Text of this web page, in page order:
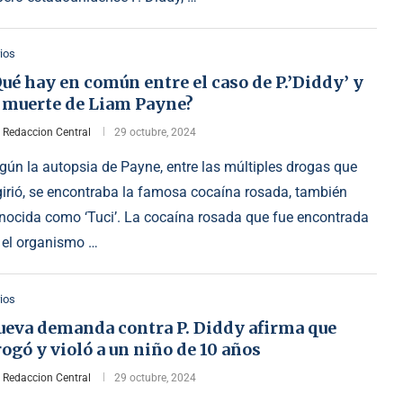
hay en común entre el caso de P.’Diddy’ y
de Liam Payne?
Redaccion Central 29 octubre, 2024
la autopsia de Payne, entre las múltiples drogas que
se encontraba la famosa cocaína rosada, también
como ‘Tuci’. La cocaína rosada que fue encontrada
organismo …
demanda contra P. Diddy afirma que
y violó a un niño de 10 años
Redaccion Central 29 octubre, 2024